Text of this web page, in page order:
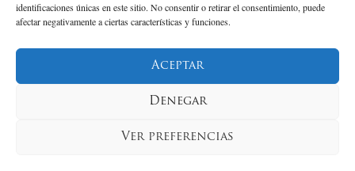
identificaciones únicas en este sitio. No consentir o retirar el consentimiento, puede
afectar negativamente a ciertas características y funciones.
Aceptar
Denegar
Ver preferencias
Aviso Legal
Política de Privacidad
Condiciones de compra Tienda